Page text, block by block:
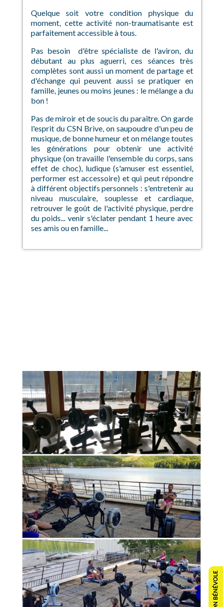
Quelque soit votre condition physique du
moment, cette activité non-traumatisante est
parfaitement accessible à tous.
Pas besoin d'être spécialiste de l'aviron, du
débutant au plus aguerri, ces séances très
complètes sont aussi un moment de partage et
d'échange qui peuvent aussi se pratiquer en
famille, jeunes ou moins jeunes : le mélange a du
bon !
Pas de miroir et de soucis du paraître. On garde
l'esprit du CSN Brive, on saupoudre d'un peu de
musique, de bonne humeur et on mélange toutes
les générations pour obtenir une activité
physique (on travaille l'ensemble du corps, sans
effet de choc), ludique (s'amuser est essentiel,
performer est accessoire) et qui peut répondre
à différent objectifs personnels : s'entretenir au
niveau musculaire, souplesse et cardiaque,
retrouver le goût de l'activité physique, perdre
du poids... venir s'éclater pendant 1 heure avec
ses amis ou en famille...